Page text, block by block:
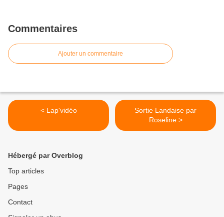
Commentaires
Ajouter un commentaire
< Lap'vidéo
Sortie Landaise par
Roseline >
Hébergé par Overblog
Top articles
Pages
Contact